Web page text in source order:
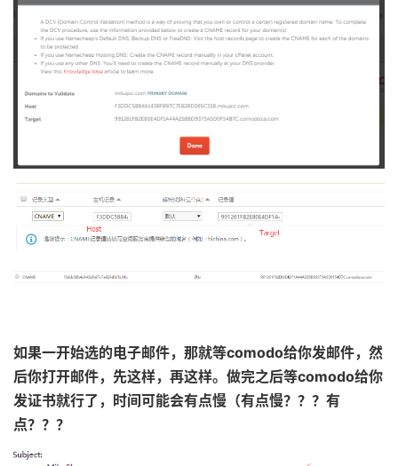
如果一开始选的电子邮件，那就等comodo给你发邮件，然
后你打开邮件，先这样，再这样。做完之后等comodo给你
发证书就行了，时间可能会有点慢（有点慢？？？有
点？？？